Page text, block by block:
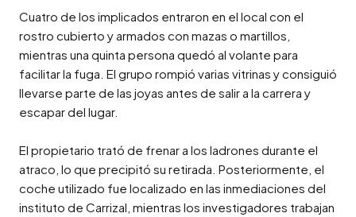
Cuatro de los implicados entraron en el local con el
rostro cubierto y armados con mazas o martillos,
mientras una quinta persona quedó al volante para
facilitar la fuga. El grupo rompió varias vitrinas y consiguió
llevarse parte de las joyas antes de salir a la carrera y
escapar del lugar.
El propietario trató de frenar a los ladrones durante el
atraco, lo que precipitó su retirada. Posteriormente, el
coche utilizado fue localizado en las inmediaciones del
instituto de Carrizal, mientras los investigadores trabajan